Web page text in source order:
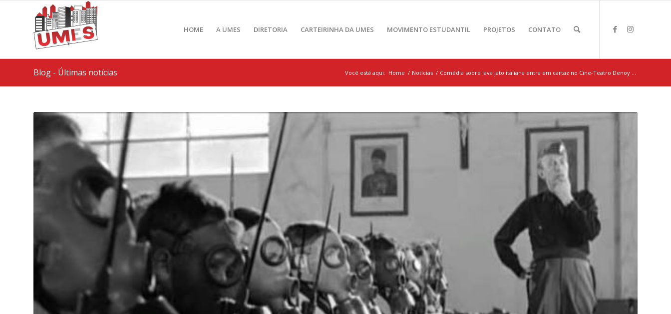
HOME A UMES DIRETORIA CARTEIRINHA DA UMES MOVIMENTO ESTUDANTIL PROJETOS CONTATO
Blog - Últimas notícias Você está aqui: Home / Notícias / Comédia sobre lava jato italiana entra em cartaz no Cine-Teatro Denoy ...